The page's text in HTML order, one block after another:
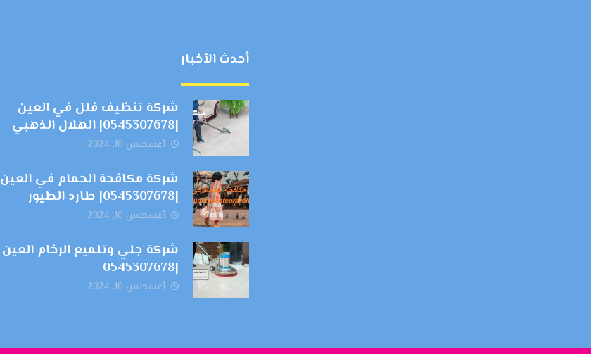
أحدث الأخبار
شركة تنظيف فلل في العين
|0545307678| الهلال الذهبي
أغسطس 10, 2024
شركة مكافحة الحمام في العين
|0545307678| طارد الطيور
أغسطس 10, 2024
شركة جلي وتلميع الرخام العين
|0545307678
أغسطس 10, 2024